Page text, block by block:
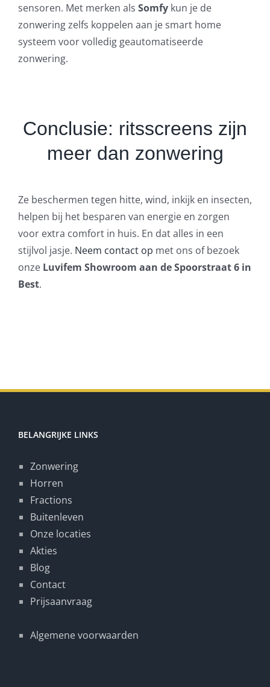
sensoren. Met merken als Somfykun je de
zonwering zelfs koppelen aan je smart home
systeem voor volledig geautomatiseerde
zonwering.
Conclusie: ritsscreens zijn
meer dan zonwering
Ze beschermen tegen hitte, wind, inkijk en insecten,
helpen bij het besparen van energie en zorgen
voor extra comfort in huis. En dat alles in een
stijlvol jasje. Neem contact op met ons of bezoek
onze Luvifem Showroom aan de Spoorstraat 6 in
Best.
BELANGRIJKE LINKS
Zonwering
Horren
Fractions
Buitenleven
Onze locaties
Akties
Blog
Contact
Prijsaanvraag
Algemene voorwaarden